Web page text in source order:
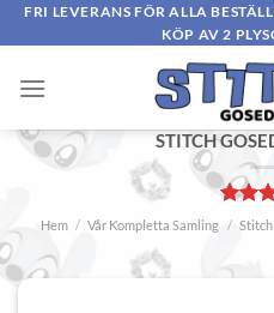
Skip
to
FRI LEVERANS FÖR ALLA
KÖP AV 2
STITCH
1
Hem / Vår Kompletta Samling / Stitch